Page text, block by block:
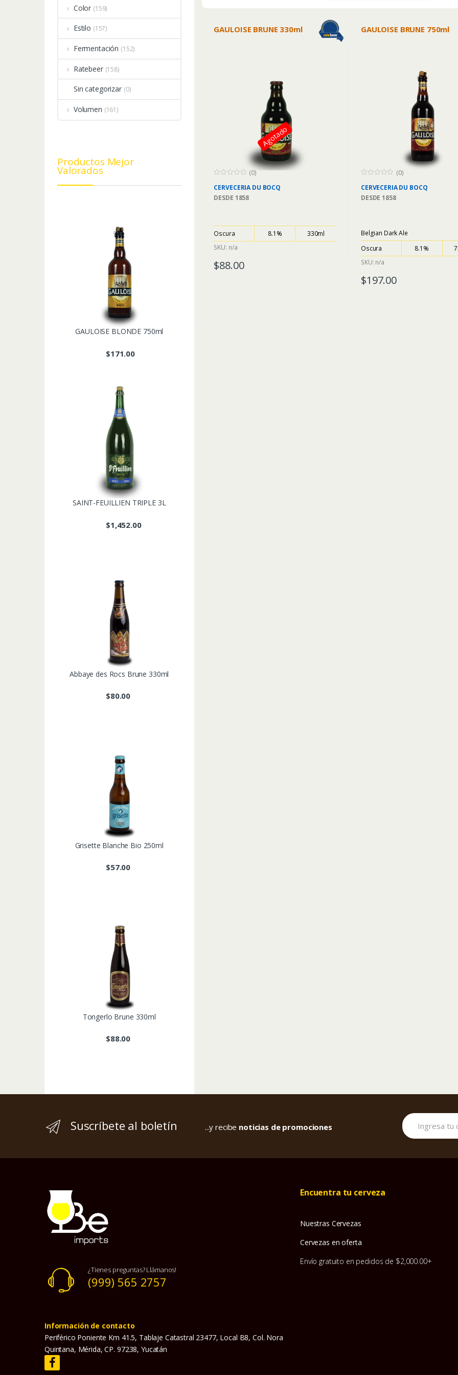
Agotado
GAULOISE BRUNE 330ml
o
t
(0)
CERVECERIA DU BOCQ
DESDE 1858
Oscura 8.1%
330ml
SKU: n/a
$88.00
GAULOISE BRUNE 750ml
o
t
(0)
CERVECERIA DU BOCQ
DESDE 1858
Belgian Dark Ale
Oscura
8.1%
SKU: n/a
$197.00
Color (159)
Estilo (157)
Fermentación (152)
Ratebeer (158)
Sin categorizar (0)
Volumen (161)
Productos Mejor
Valorados
GAULOISE BLONDE 750ml
$171.00
SAINT-FEUILLIEN TRIPLE 3L
$1,452.00
Abbaye des Rocs Brune 330ml
$80.00
Grisette Blanche Bio 250ml
$57.00
Tongerlo Brune 330ml
$88.00
Suscríbete al boletín ...y recibe noticias de promociones
Encuentra tu cerveza
Nuestras Cervezas
Cervezas en oferta
Envío gratuito en pedidos de $2,000.00+
¿Tienes preguntas? Llámanos!
(999) 565 2757
Información de contacto
Periférico Poniente Km 41.5, Tablaje Catastral 23477, Local B8, Col. Nora
Quintana, Mérida, CP. 97238, Yucatán